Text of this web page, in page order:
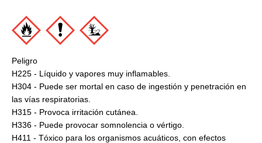
Peligro
H225 - Líquido y vapores muy inflamables.
H304 - Puede ser mortal en caso de ingestión y penetración en
las vías respiratorias.
H315 - Provoca irritación cutánea.
H336 - Puede provocar somnolencia o vértigo.
H411 - Tóxico para los organismos acuáticos, con efectos